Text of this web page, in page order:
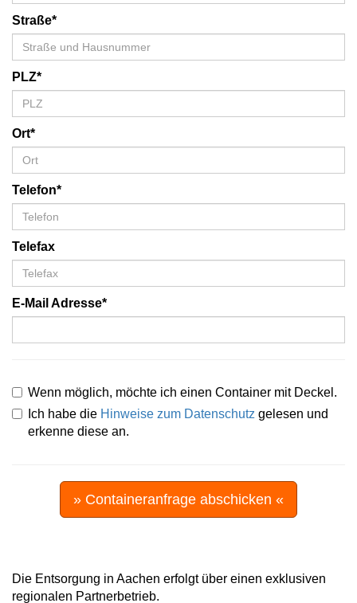
Straße*
PLZ*
Ort*
Telefon*
Telefax
E-Mail Adresse*
Wenn möglich, möchte ich einen Container mit Deckel.
Ich habe die Hinweise zum Datenschutz gelesen und
erkenne diese an.
» Containeranfrage abschicken «
Die Entsorgung in Aachen erfolgt über einen exklusiven
regionalen Partnerbetrieb.